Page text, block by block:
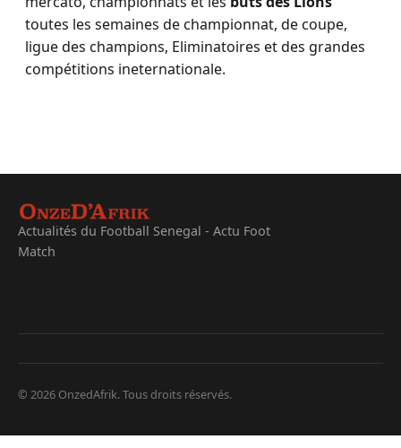
toutes les semaines de championnat, de coupe,
ligue des champions, Eliminatoires et des grandes
compétitions ineternationale.
Actualités du Football Senegal - Actu Foot
Match
© 2026 OnzedAfrik. Tous droits réservés.